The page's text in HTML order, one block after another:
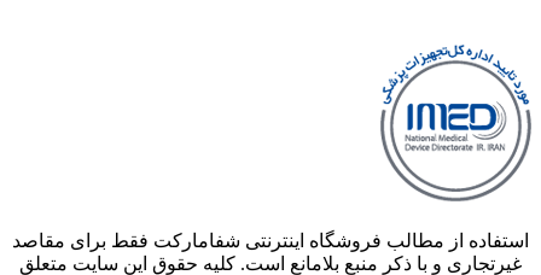
استفاده از مطالب فروشگاه اینترنتی شفامارکت فقط برای مقاصد
غیرتجاری و با ذکر منبع بلامانع است. کلیه حقوق این سایت متعلق